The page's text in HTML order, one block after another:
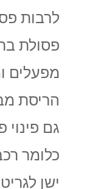
לרבות
פסולת
מפעלים
הריסת
גם
כלומר
ישן